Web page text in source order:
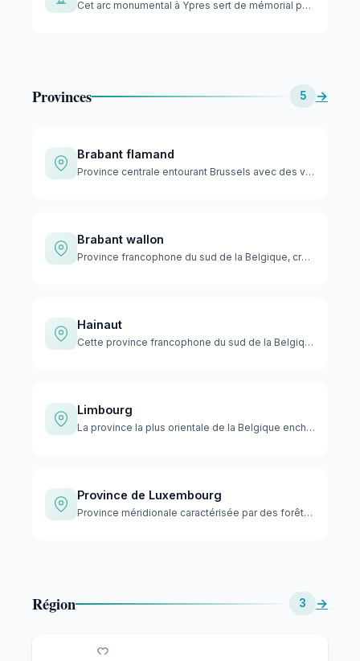
Cet arc monumental à Ypres sert de mémorial puissant à plus …
Provinces 5 →
Brabant flamand
Province centrale entourant Brussels avec des villes histori…
Brabant wallon
Province francophone du sud de la Belgique, créée en 1995, e…
Hainaut
Cette province francophone du sud de la Belgique allie harmo…
Limbourg
La province la plus orientale de la Belgique enchante les vi…
Province de Luxembourg
Province méridionale caractérisée par des forêts denses et d…
Région 3 →